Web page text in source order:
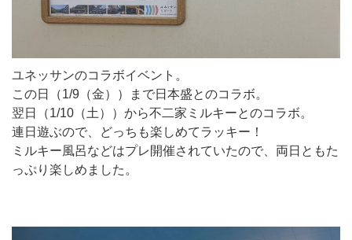
ユネッサンのコラボイベント。
この日（1/9（金））まで日本盛とのコラボ。
翌日（1/10（土））から不二家ミルキーとのコラボ。
連日遊ぶので、どっちも楽しめてラッキー！
ミルキー風呂などはプレ開催されていたので、両日ともた
っぷり楽しめました。